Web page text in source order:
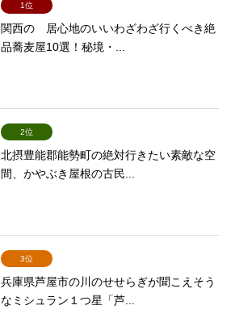
1位
関西の 居心地のいいわざわざ行くべき絶
品蕎麦屋10選！秘境・...
2位
北摂豊能郡能勢町の絶対行きたい素敵な空
間、かやぶき屋根の古民...
3位
兵庫県芦屋市の川のせせらぎが聞こえそう
なミシュラン１つ星「芦...